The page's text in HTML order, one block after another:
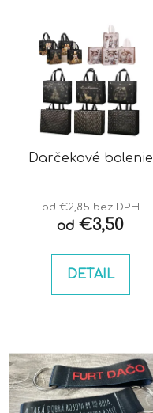
Darčekové balenie
od €2,85 bez DPH
od €3,50
DETAIL